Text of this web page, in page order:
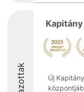
Díjazottak
Új